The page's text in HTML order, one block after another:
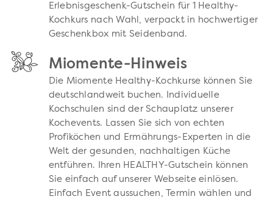
Erlebnisgeschenk-Gutschein für 1 Healthy-
Kochkurs nach Wahl, verpackt in hochwertiger
Geschenkbox mit Seidenband.
Miomente-Hinweis
Die Miomente Healthy-Kochkurse können Sie
deutschlandweit buchen. Individuelle
Kochschulen sind der Schauplatz unserer
Kochevents. Lassen Sie sich von echten
Profiköchen und Ermährungs-Experten in die
Welt der gesunden, nachhaltigen Küche
entführen. Ihren HEALTHY-Gutschein können
Sie einfach auf unserer Webseite einlösen.
Einfach Event aussuchen, Termin wählen und